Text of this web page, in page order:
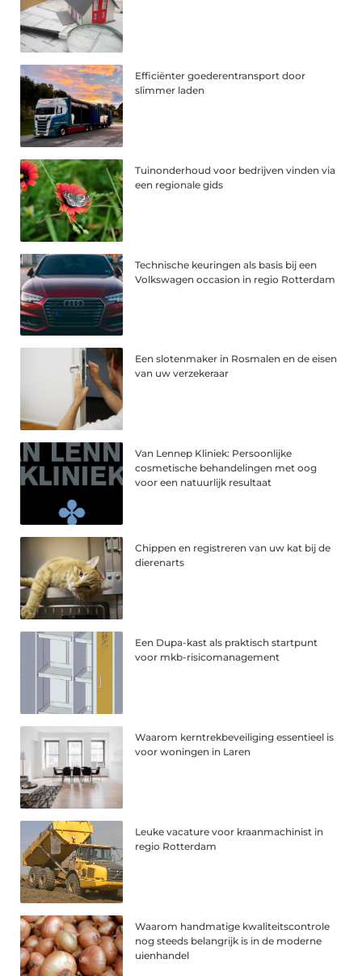
Efficiënter goederentransport door
slimmer laden
Tuinonderhoud voor bedrijven vinden via
een regionale gids
Technische keuringen als basis bij een
Volkswagen occasion in regio Rotterdam
Een slotenmaker in Rosmalen en de eisen
van uw verzekeraar
Van Lennep Kliniek: Persoonlijke
cosmetische behandelingen met oog
voor een natuurlijk resultaat
Chippen en registreren van uw kat bij de
dierenarts
Een Dupa-kast als praktisch startpunt
voor mkb-risicomanagement
Waarom kerntrekbeveiliging essentieel is
voor woningen in Laren
Leuke vacature voor kraanmachinist in
regio Rotterdam
Waarom handmatige kwaliteitscontrole
nog steeds belangrijk is in de moderne
uienhandel